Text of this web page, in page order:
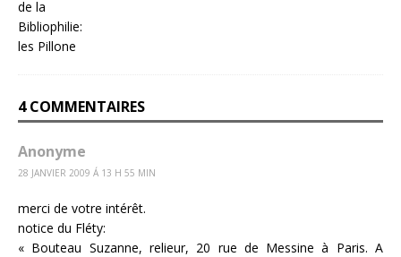
4 COMMENTAIRES
Anonyme
28 JANVIER 2009 Á 13 H 55 MIN
merci de votre intérêt.
notice du Fléty:
« Bouteau Suzanne, relieur, 20 rue de Messine à Paris. A